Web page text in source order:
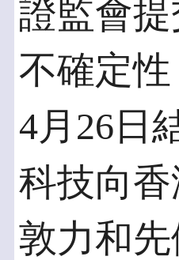
證監會
不確定
4月26日
科技向
敦力和